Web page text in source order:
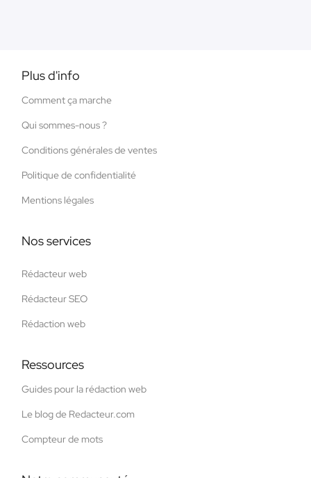
Plus d'info
Comment ça marche
Qui sommes-nous ?
Conditions générales de ventes
Politique de confidentialité
Mentions légales
Nos services
Rédacteur web
Rédacteur SEO
Rédaction web
Ressources
Guides pour la rédaction web
Le blog de Redacteur.com
Compteur de mots